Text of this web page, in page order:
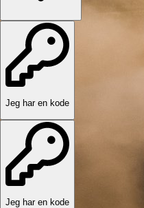
Jeg har en kode
Jeg har en kode